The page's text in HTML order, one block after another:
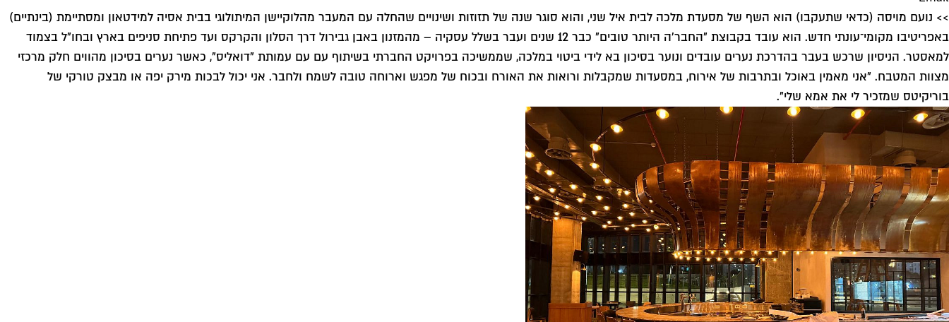
>> נועם מויסה (כדאי שתעקבו) הוא השף של מסעדת מלכה לבית איל שני, והוא סוגר שנה של תזוזות ושינויים שהחלה עם המעבר מהלוקיישן המיתולוגי בבית אסיה למידטאון ומסתיימת (בינתיים)
באפריטיבו מקומי־עונתי חדש. הוא עובד בקבוצת "החבר'ה היותר טובים" כבר 12 שנים ועבר בשלל עסקיה – מהמזנון באבן גבירול דרך הסלון והקרקס ועד פתיחת סניפים בארץ ובחו"ל בצמוד
למאסטר. הניסיון שרכש בעבר בהדרכת נערים עובדים ונוער בסיכון בא לידי ביטוי במלכה, שממשיכה בפרויקט החברתי בשיתוף עם עם עמותת "דואליס", כאשר נערים בסיכון מהווים חלק מרכזי
מצוות המטבח. "אני מאמין באוכל ובתרבות של אירוח, במסעדות שמקבלות ורואות את האורח ובכוח של מפגש וארוחה טובה לשמח ולחבר. אני יכול לבכות מירק יפה או מבצק טורקי של
בוריקיטס שמזכיר לי את אמא שלי".